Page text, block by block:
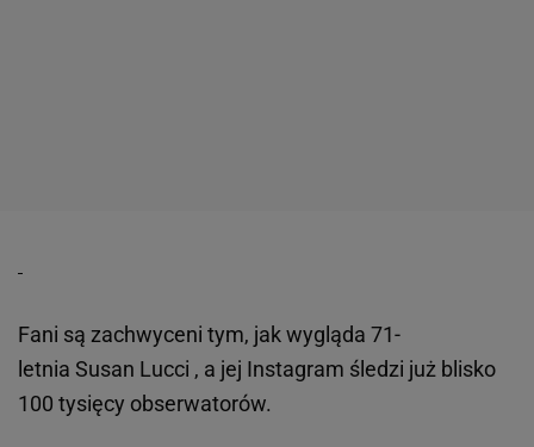
Fani są zachwyceni tym, jak wygląda 71-
letnia Susan Lucci , a jej Instagram śledzi już blisko
100 tysięcy obserwatorów.